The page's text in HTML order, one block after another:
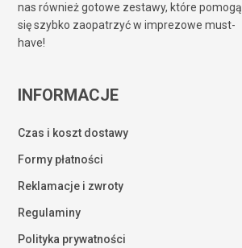
nas również gotowe zestawy, które pomogą
się szybko zaopatrzyć w imprezowe must-
have!
INFORMACJE
Czas i koszt dostawy
Formy płatności
Reklamacje i zwroty
Regulaminy
Polityka prywatności